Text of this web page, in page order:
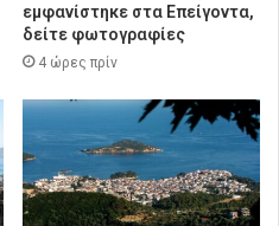
εμφανίστηκε στα Επείγοντα,
δείτε φωτογραφίες
4 ώρες πρίν